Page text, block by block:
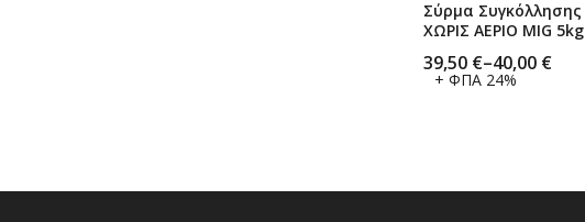
Σύρμα Συγκόλλησης
ΧΩΡΙΣ ΑΕΡΙΟ MIG 5kg
39,50 €–40,00 €
+ ΦΠΑ 24%